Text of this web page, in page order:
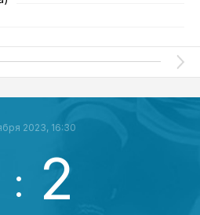
2023, 16:30
: 2